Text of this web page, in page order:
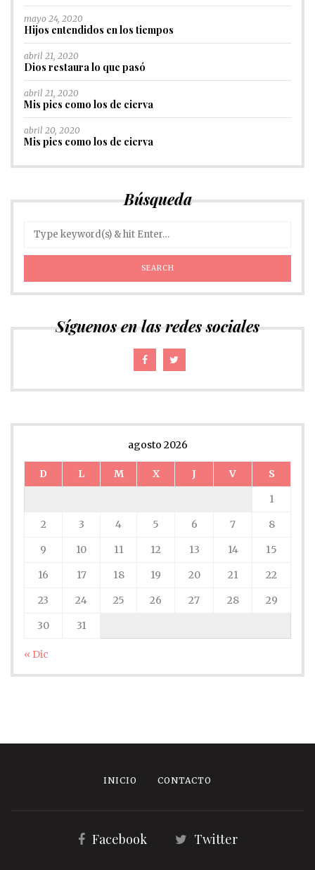
mayo 24, 2020
Hijos entendidos en los tiempos
abril 21, 2020
Dios restaura lo que pasó
abril 21, 2020
Mis pies como los de cierva
abril 20, 2020
Mis pies como los de cierva
Búsqueda
Síguenos en las redes sociales
agosto 2026
D L M X J V
S
1
2
3 4 5 6 7
8
9
10 11 12 13 14
15
16
17 18 19 20 21
22
23
24 25 26 27 28
29
30
31
« Dic
INICIO CONTACTO
Facebook Twitter